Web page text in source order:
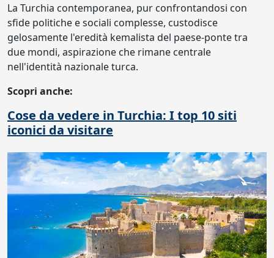
La Turchia contemporanea, pur confrontandosi con
sfide politiche e sociali complesse, custodisce
gelosamente l'eredità kemalista del paese-ponte tra
due mondi, aspirazione che rimane centrale
nell'identità nazionale turca.
Scopri anche:
Cose da vedere in Turchia: I top 10 siti
iconici da visitare